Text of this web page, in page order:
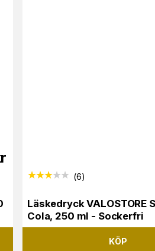
(6)
Läskedryck VALOSTORE
Cola, 250 ml - Sockerfri
KÖP